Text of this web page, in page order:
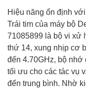
Hiệu năng ổn định
Trái tim của máy bộ
71085899 là bộ vi xử
thứ 14, xung nhịp cơ
đến 4.70GHz, bộ
tối ưu cho các tác vụ
đến trung bình. Nhờ